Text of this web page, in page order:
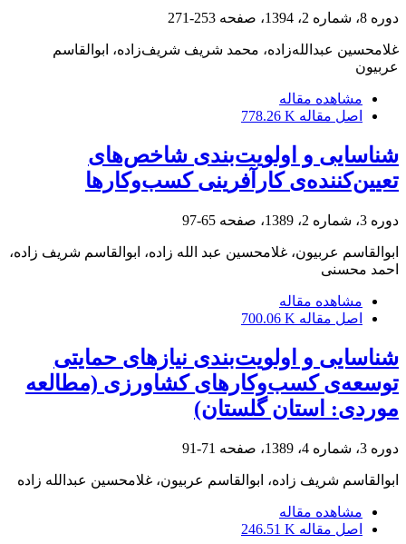
دوره 8، شماره 2، 1394، صفحه 253-271
غلامحسین عبدالله‌زاده، محمد شریف شریف‌زاده، ابوالقاسم
عربیون
مشاهده مقاله
اصل مقاله 778.26 K
شناسایی و اولویت‌بندی شاخص‌های
تعیین‌کننده‌ی کارآفرینی کسب‌وکارها
دوره 3، شماره 2، 1389، صفحه 65-97
ابوالقاسم عربیون، غلامحسین عبد الله زاده، ابوالقاسم شریف زاده،
احمد محسنی
مشاهده مقاله
اصل مقاله 700.06 K
شناسایی و اولویت‌بندی نیازهای حمایتی
توسعه‌ی کسب‌وکارهای کشاورزی (مطالعه
موردی: استان گلستان)
دوره 3، شماره 4، 1389، صفحه 71-91
ابوالقاسم شریف زاده، ابوالقاسم عربیون، غلامحسین عبدالله زاده
مشاهده مقاله
اصل مقاله 246.51 K